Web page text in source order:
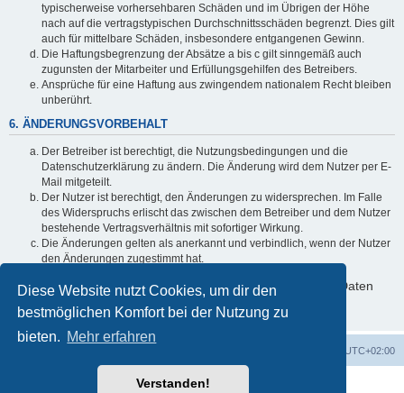
Diese Website nutzt Cookies, um dir den
bestmöglichen Komfort bei der Nutzung zu
bieten. Mehr erfahren
Verstanden!
typischerweise vorhersehbaren Schäden und im Übrigen der Höhe
nach auf die vertragstypischen Durchschnittsschäden begrenzt. Dies gilt
auch für mittelbare Schäden, insbesondere entgangenen Gewinn.
Die Haftungsbegrenzung der Absätze a bis c gilt sinngemäß auch
zugunsten der Mitarbeiter und Erfüllungsgehilfen des Betreibers.
Ansprüche für eine Haftung aus zwingendem nationalem Recht bleiben
unberührt.
6. ÄNDERUNGSVORBEHALT
Der Betreiber ist berechtigt, die Nutzungsbedingungen und die
Datenschutzerklärung zu ändern. Die Änderung wird dem Nutzer per E-
Mail mitgeteilt.
Der Nutzer ist berechtigt, den Änderungen zu widersprechen. Im Falle
des Widerspruchs erlischt das zwischen dem Betreiber und dem Nutzer
bestehende Vertragsverhältnis mit sofortiger Wirkung.
Die Änderungen gelten als anerkannt und verbindlich, wenn der Nutzer
den Änderungen zugestimmt hat.
Informationen über den Umgang mit deinen persönlichen Daten
sind in der Datenschutzerklärung enthalten.
UTC+02:00
Powered byphpBB® Forum Software © phpBB Limited